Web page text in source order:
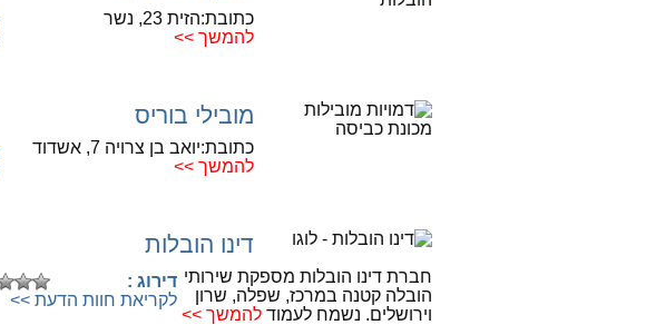
כתובת:הזית 23, נשר
להמשך >>
מובילי בוריס
כתובת:יואב בן צרויה 7, אשדוד
להמשך >>
דינו הובלות
חברת דינו הובלות מספקת שירותי
הובלה קטנה במרכז, שפלה, שרון
וירושלים. נשמח לעמוד להמשך >>
דירוג :
לקריאת חוות הדעת >>